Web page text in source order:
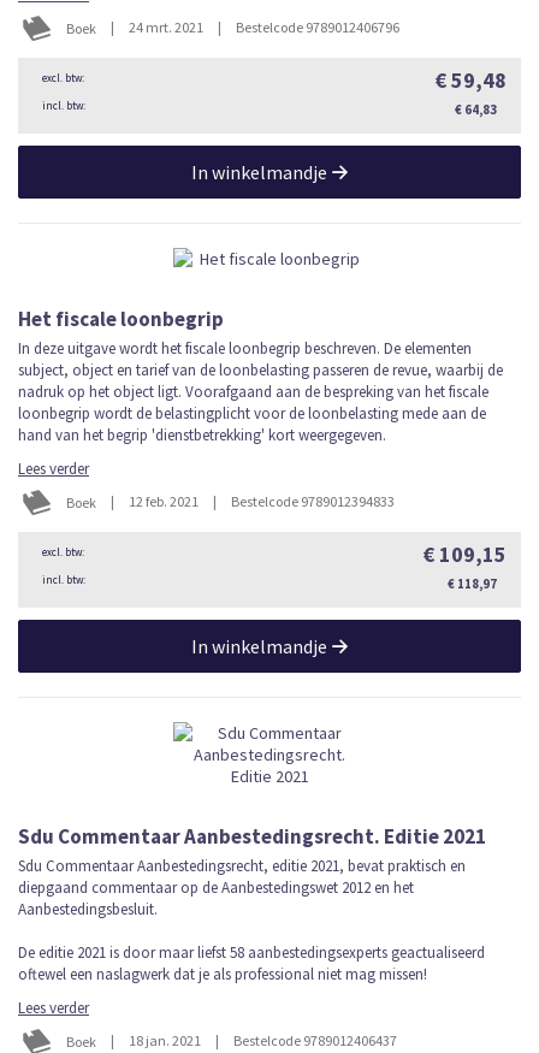
Boek | 24 mrt. 2021 | Bestelcode 9789012406796
€ 59,48
€ 64,83
In winkelmandje
Het fiscale loonbegrip
In deze uitgave wordt het fiscale loonbegrip beschreven. De elementen
subject, object en tarief van de loonbelasting passeren de revue, waarbij de
nadruk op het object ligt. Voorafgaand aan de bespreking van het fiscale
loonbegrip wordt de belastingplicht voor de loonbelasting mede aan de
hand van het begrip 'dienstbetrekking' kort weergegeven.
Lees verder
Boek | 12 feb. 2021 | Bestelcode 9789012394833
€ 109,15
€ 118,97
In winkelmandje
Sdu Commentaar Aanbestedingsrecht. Editie 2021
Sdu Commentaar Aanbestedingsrecht, editie 2021, bevat praktisch en
diepgaand commentaar op de Aanbestedingswet 2012 en het
Aanbestedingsbesluit.
De editie 2021 is door maar liefst 58 aanbestedingsexperts geactualiseerd
oftewel een naslagwerk dat je als professional niet mag missen!
Lees verder
Boek | 18 jan. 2021 | Bestelcode 9789012406437